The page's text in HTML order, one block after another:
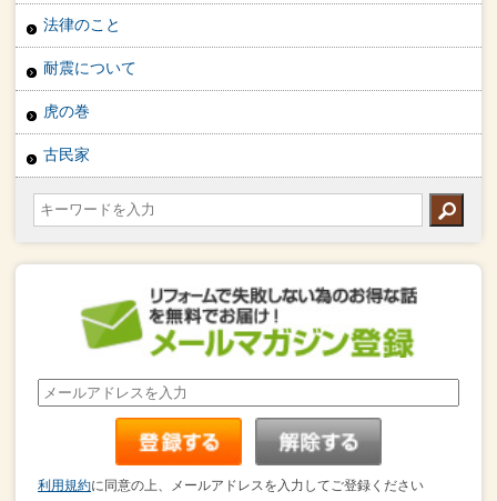
法律のこと
耐震について
虎の巻
古民家
利用規約に同意の上、メールアドレスを入力してご登録ください